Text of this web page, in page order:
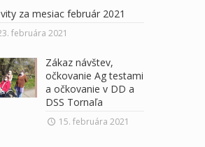
za mesiac február 2021
februára 2021
Zákaz návštev,
očkovanie Ag testami
a očkovanie v DD a
DSS Tornaľa
15. februára 2021